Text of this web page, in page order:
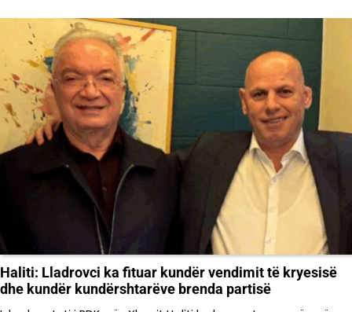
Haliti: Lladrovci ka fituar kundër vendimit të kryesisë
dhe kundër kundërshtarëve brenda partisë